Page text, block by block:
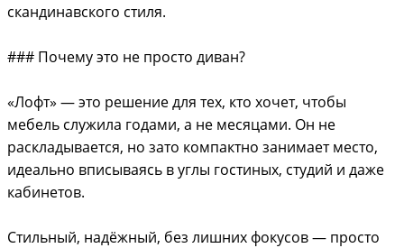
скандинавского стиля.
### Почему это не просто диван?
«Лофт» — это решение для тех, кто хочет, чтобы
мебель служила годами, а не месяцами. Он не
раскладывается, но зато компактно занимает место,
идеально вписываясь в углы гостиных, студий и даже
кабинетов.
Стильный, надёжный, без лишних фокусов — просто